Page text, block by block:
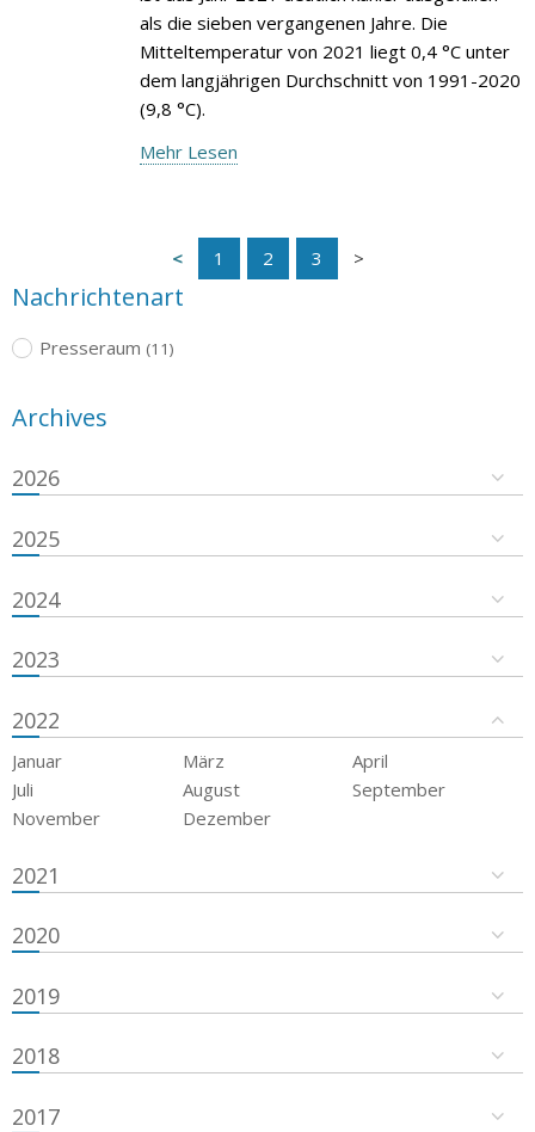
als die sieben vergangenen Jahre. Die
Mitteltemperatur von 2021 liegt 0,4 °C unter
dem langjährigen Durchschnitt von 1991-2020
(9,8 °C).
Mehr Lesen
1 2 3
Nachrichtenart
Presseraum (11)
Archives
2026
2025
2024
2023
2022
Januar März
April
Juli
August
September
November
Dezember
2021
2020
2019
2018
2017